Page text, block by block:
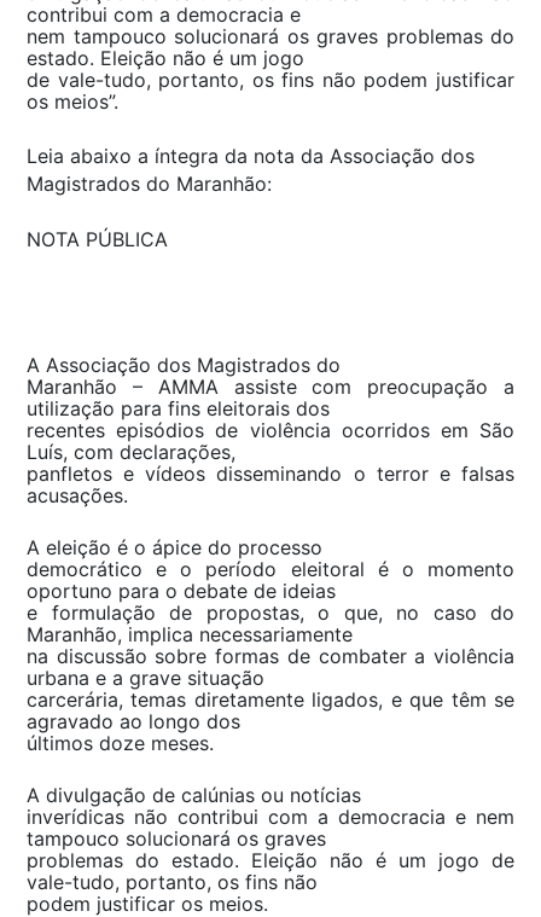
contribui com a democracia e
nem tampouco solucionará os graves problemas do
estado. Eleição não é um jogo
de vale-tudo, portanto, os fins não podem justificar
os meios”.
Leia abaixo a íntegra da nota da Associação dos
Magistrados do Maranhão:
NOTA PÚBLICA
A Associação dos Magistrados do
Maranhão – AMMA assiste com preocupação a
utilização para fins eleitorais dos
recentes episódios de violência ocorridos em São
Luís, com declarações,
panfletos e vídeos disseminando o terror e falsas
acusações.
A eleição é o ápice do processo
democrático e o período eleitoral é o momento
oportuno para o debate de ideias
e formulação de propostas, o que, no caso do
Maranhão, implica necessariamente
na discussão sobre formas de combater a violência
urbana e a grave situação
carcerária, temas diretamente ligados, e que têm se
agravado ao longo dos
últimos doze meses.
A divulgação de calúnias ou notícias
inverídicas não contribui com a democracia e nem
tampouco solucionará os graves
problemas do estado. Eleição não é um jogo de
vale-tudo, portanto, os fins não
podem justificar os meios.